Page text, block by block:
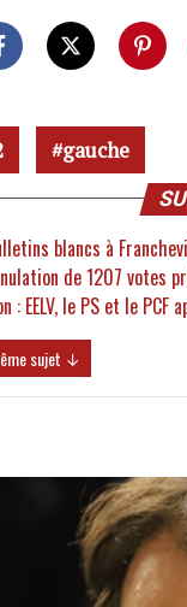
gauche
blancs à
de 1207 votes
: EELV, le PS et le
sujet ↓